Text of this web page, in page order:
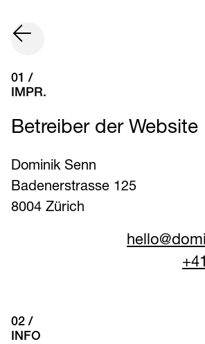
01 /
IMPR.
Betreiber der Website
Dominik Senn
Badenerstrasse 125
8004 Zürich
02 /
INFO